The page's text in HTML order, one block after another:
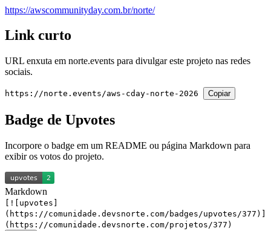
https://awscommunityday.com.br/norte/
Link curto
URL enxuta em norte.events para divulgar este projeto nas redes
sociais.
https://norte.events/aws-cday-norte-2026 Copiar
Badge de Upvotes
Incorpore o badge em um README ou página Markdown para
exibir os votos do projeto.
Markdown
[![upvotes]
(https://comunidade.devsnorte.com/badges/upvotes/377)]
(https://comunidade.devsnorte.com/projetos/377)